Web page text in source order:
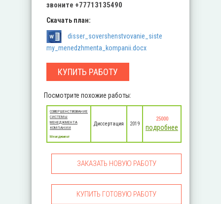
звоните +77713135490
Скачать план:
disser_sovershenstvovanie_siste
my_menedzhmenta_kompanii.docx
КУПИТЬ РАБОТУ
Посмотрите похожие работы:
СОВЕРШЕНСТВОВАНИЕ
СИСТЕМЫ
МЕНЕДЖМЕНТА
КОМПАНИИ
Менеджмент
Диссертация 2019
25000
подробнее
ЗАКАЗАТЬ НОВУЮ РАБОТУ
КУПИТЬ ГОТОВУЮ РАБОТУ